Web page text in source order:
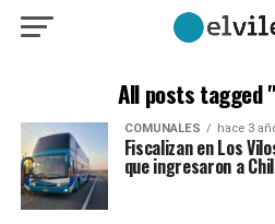
All posts tagged
COMUNALES hace 3
Fiscalizan en Los
que ingresaron a